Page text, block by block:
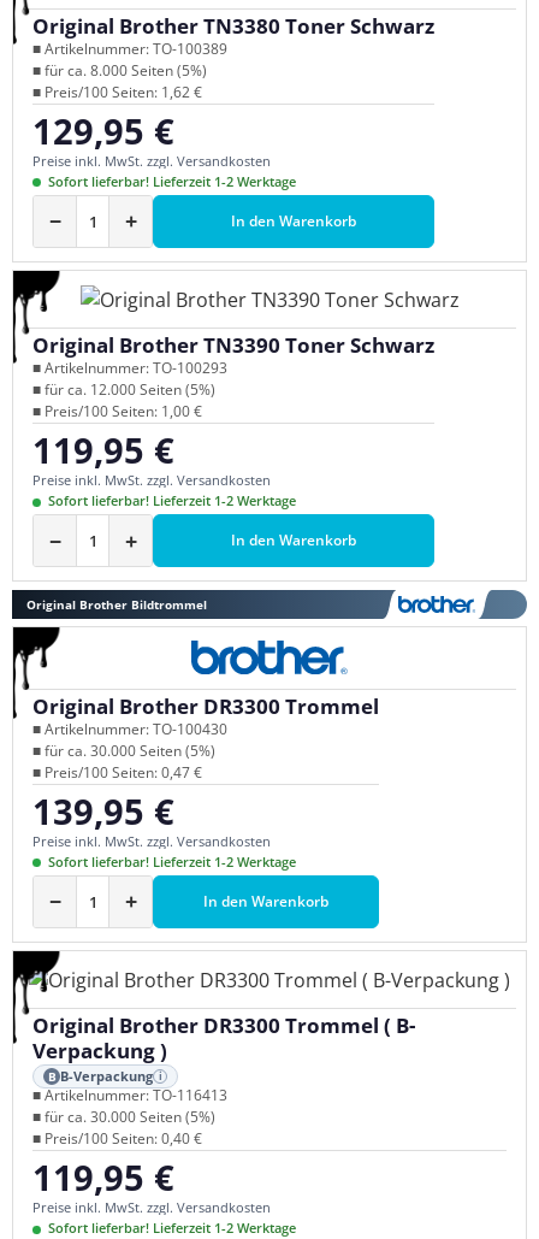
Original Brother TN3380 Toner Schwarz
■ Artikelnummer: TO-100389
■ für ca. 8.000 Seiten (5%)
■ Preis/100 Seiten: 1,62 €
Regulärer Preis:
129,95 €
Preise inkl. MwSt. zzgl. Versandkosten
Sofort lieferbar! Lieferzeit 1-2 Werktage
− + In den Warenkorb
Original Brother TN3390 Toner Schwarz
■ Artikelnummer: TO-100293
■ für ca. 12.000 Seiten (5%)
■ Preis/100 Seiten: 1,00 €
Regulärer Preis:
119,95 €
Preise inkl. MwSt. zzgl. Versandkosten
Sofort lieferbar! Lieferzeit 1-2 Werktage
− + In den Warenkorb
Original Brother Bildtrommel
Original Brother DR3300 Trommel
■ Artikelnummer: TO-100430
■ für ca. 30.000 Seiten (5%)
■ Preis/100 Seiten: 0,47 €
Regulärer Preis:
139,95 €
Preise inkl. MwSt. zzgl. Versandkosten
Sofort lieferbar! Lieferzeit 1-2 Werktage
− + In den Warenkorb
Original Brother DR3300 Trommel ( B-
Verpackung )
B B-Verpackung i
■ Artikelnummer: TO-116413
■ für ca. 30.000 Seiten (5%)
■ Preis/100 Seiten: 0,40 €
Regulärer Preis:
119,95 €
Preise inkl. MwSt. zzgl. Versandkosten
Sofort lieferbar! Lieferzeit 1-2 Werktage